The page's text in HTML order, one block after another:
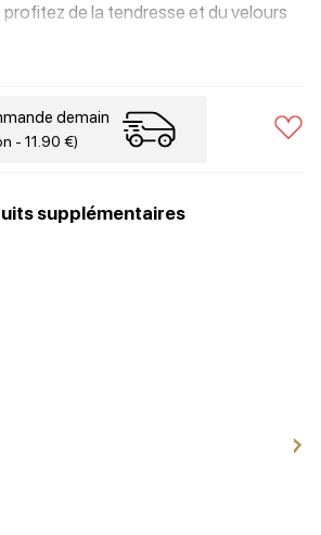
de la tendresse et du velours
demain
- 11.90 €)
supplémentaires